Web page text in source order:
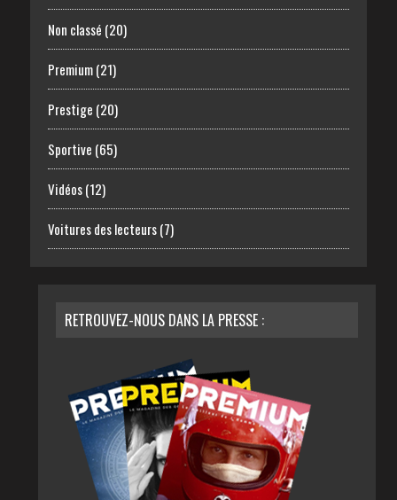
Non classé (20)
Premium(21)
Prestige (20)
Sportive (65)
Vidéos(12)
Voitures des lecteurs(7)
RETROUVEZ-NOUS DANS LA PRESSE :